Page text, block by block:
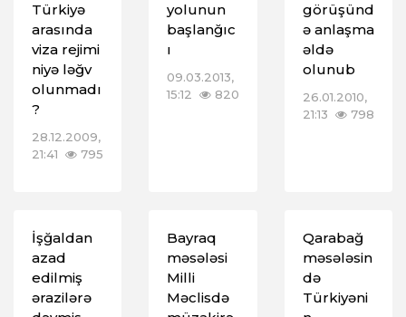
Türkiyə
arasında
viza rejimi
niyə ləğv
olunmadı
?
28.12.2009,
21:41
795
yolunun
başlanğıc
ı
09.03.2013,
15:12
820
görüşünd
ə anlaşma
əldə
olunub
26.01.2010,
21:13
798
İşğaldan
azad
edilmiş
ərazilərə
Bayraq
məsələsi
Milli
Məclisdə
Qarabağ
məsələsin
də
Türkiyəni